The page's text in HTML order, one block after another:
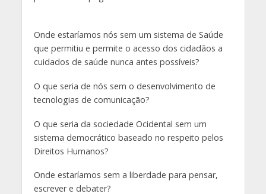
Onde estaríamos nós sem um sistema de Saúde
que permitiu e permite o acesso dos cidadãos a
cuidados de saúde nunca antes possíveis?
O que seria de nós sem o desenvolvimento de
tecnologias de comunicação?
O que seria da sociedade Ocidental sem um
sistema democrático baseado no respeito pelos
Direitos Humanos?
Onde estaríamos sem a liberdade para pensar,
escrever e debater?